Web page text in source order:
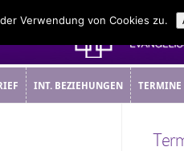
INT. BEZIEHUNGEN TERMINE
Verwendung von Cookies zu.